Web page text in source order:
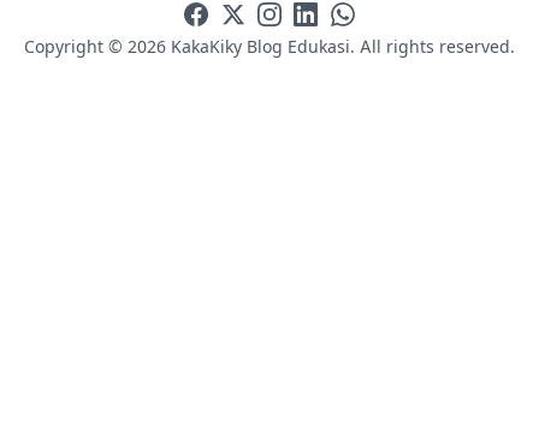
Copyright © 2026 KakaKiky Blog Edukasi. All rights reserved.